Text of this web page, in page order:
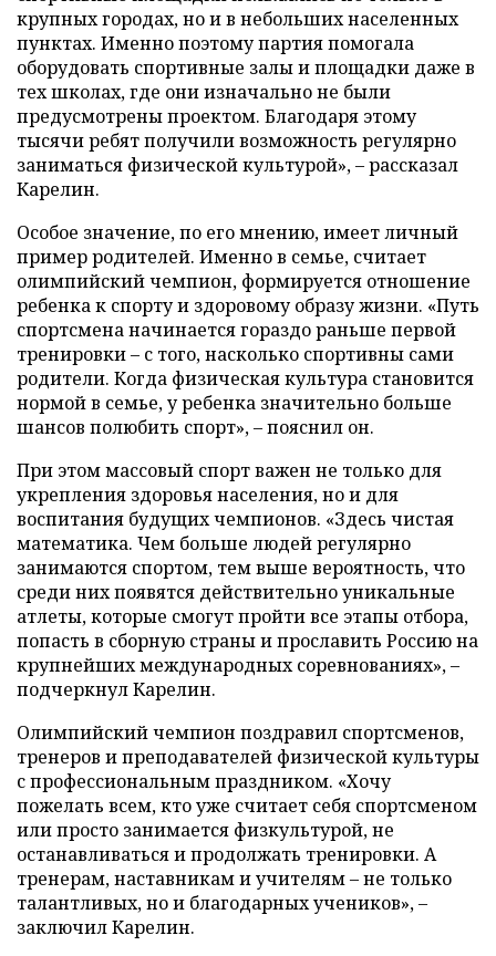
крупных городах, но и в небольших населенных
пунктах. Именно поэтому партия помогала
оборудовать спортивные залы и площадки даже в
тех школах, где они изначально не были
предусмотрены проектом. Благодаря этому
тысячи ребят получили возможность регулярно
заниматься физической культурой», – рассказал
Карелин.
Особое значение, по его мнению, имеет личный
пример родителей. Именно в семье, считает
олимпийский чемпион, формируется отношение
ребенка к спорту и здоровому образу жизни. «Путь
спортсмена начинается гораздо раньше первой
тренировки – с того, насколько спортивны сами
родители. Когда физическая культура становится
нормой в семье, у ребенка значительно больше
шансов полюбить спорт», – пояснил он.
При этом массовый спорт важен не только для
укрепления здоровья населения, но и для
воспитания будущих чемпионов. «Здесь чистая
математика. Чем больше людей регулярно
занимаются спортом, тем выше вероятность, что
среди них появятся действительно уникальные
атлеты, которые смогут пройти все этапы отбора,
попасть в сборную страны и прославить Россию на
крупнейших международных соревнованиях», –
подчеркнул Карелин.
Олимпийский чемпион поздравил спортсменов,
тренеров и преподавателей физической культуры
с профессиональным праздником. «Хочу
пожелать всем, кто уже считает себя спортсменом
или просто занимается физкультурой, не
останавливаться и продолжать тренировки. А
тренерам, наставникам и учителям – не только
талантливых, но и благодарных учеников», –
заключил Карелин.